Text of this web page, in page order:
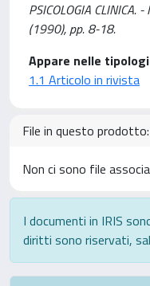
PSICOLOGIA
(1990), pp. 8-18.
Appare nelle
1.1 Articolo in rivista
File in questo prodotto:
Non ci sono file
I documenti in IRIS
diritti sono riservati,